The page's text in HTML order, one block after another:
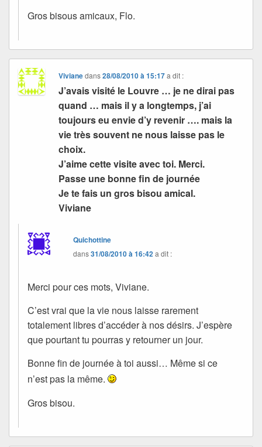
Gros bisous amicaux, Flo.
Vivianedans28/08/2010 à 15:17 a dit :
J’avais visité le Louvre … je ne dirai pas
quand … mais il y a longtemps, j’ai
toujours eu envie d’y revenir …. mais la
vie très souvent ne nous laisse pas le
choix.
J’aime cette visite avec toi. Merci.
Passe une bonne fin de journée
Je te fais un gros bisou amical.
Viviane
Quichottine
dans31/08/2010 à 16:42a dit :
Merci pour ces mots, Viviane.
C’est vrai que la vie nous laisse rarement
totalement libres d’accéder à nos désirs. J’espère
que pourtant tu pourras y retourner un jour.
Bonne fin de journée à toi aussi… Même si ce
n’est pas la même.
Gros bisou.